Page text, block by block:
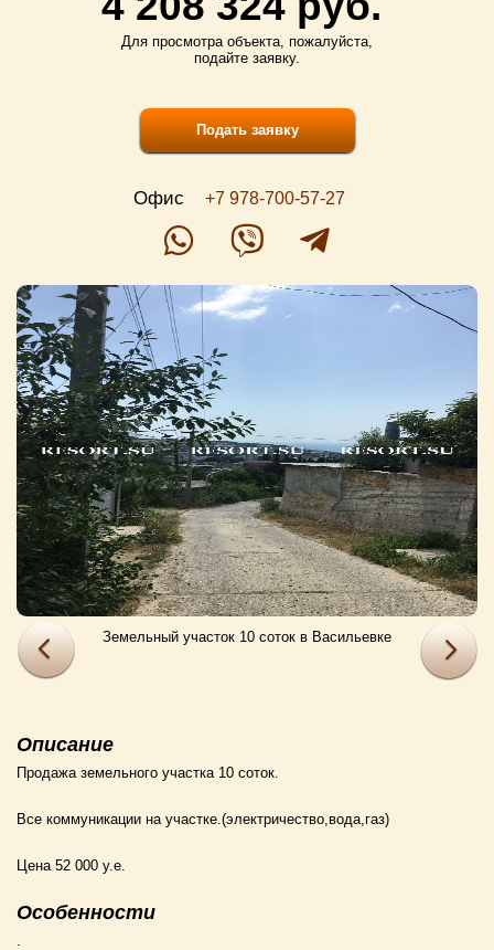
Для просмотра объекта, пожалуйста,
подайте заявку.
Подать заявку
Офис +7 978-700-57-27
Земельный участок 10 соток в Васильевке
Описание
Продажа земельного участка 10 соток.
Все коммуникации на участке.(электричество,вода,газ)
Цена 52 000 у.е.
Особенности
.